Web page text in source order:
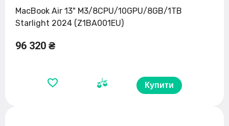
MacBook Air 13" M3/8CPU/10GPU/8GB/1TB
Starlight 2024 (Z1BA001EU)
96 320 ₴
Купити